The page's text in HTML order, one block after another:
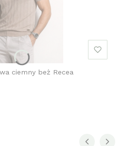
ciemny beż Recea